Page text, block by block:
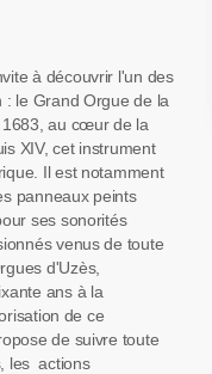
à découvrir l'un des
: le Grand Orgue de la
1683, au cœur de la
XIV, cet instrument
Il est notamment
panneaux peints
ses sonorités
venus de toute
d'Uzès,
ans à la
de ce
de suivre toute
les actions